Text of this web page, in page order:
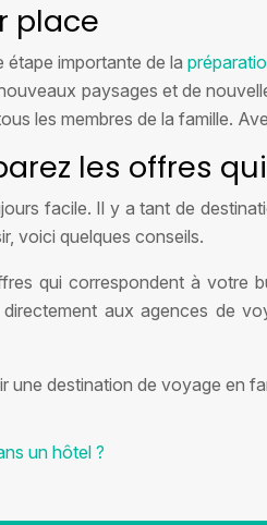
place
étape importante de la
paysages et de
les membres de la famille.
les offres
facile. Il y a tant de
voici quelques conseils.
qui correspondent à
aux agences de
destination de voyage en
un hôtel ?